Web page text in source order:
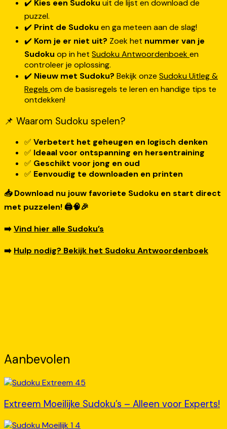
✔️ Kies een Sudoku uit de lijst en download de
puzzel.
✔️ Print de Sudoku en ga meteen aan de slag!
✔️ Kom je er niet uit? Zoek het nummer van je
Sudoku op in het Sudoku Antwoordenboeken
controleer je oplossing.
✔️ Nieuw met Sudoku? Bekijk onze Sudoku Uitleg &
Regels om de basisregels te leren en handige tips te
ontdekken!
📌 Waarom Sudoku spelen?
✅ Verbetert het geheugen en logisch denken
✅ Ideaal voor ontspanning en hersentraining
✅ Geschikt voor jong en oud
✅ Eenvoudig te downloaden en printen
📥 Download nu jouw favoriete Sudoku en start direct
met puzzelen! 🖨️🧠🎉
➡️Vind hier alle Sudoku’s
➡️ Hulp nodig? Bekijk het Sudoku Antwoordenboek
Aanbevolen
Extreem Moeilijke Sudoku’s – Alleen voor Experts!